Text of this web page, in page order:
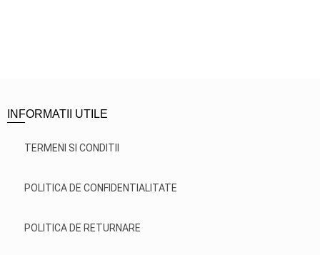
INFORMATII UTILE
TERMENI SI CONDITII
POLITICA DE CONFIDENTIALITATE
POLITICA DE RETURNARE